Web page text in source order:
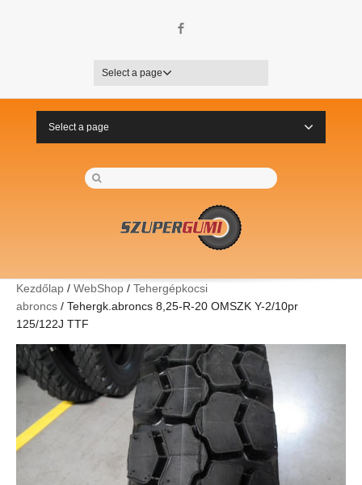
Select a page
Select a page
Kezdőlap / WebShop / Tehergépkocsi
abroncs / Tehergk.abroncs 8,25-R-20 OMSZK Y-2/10pr
125/122J TTF